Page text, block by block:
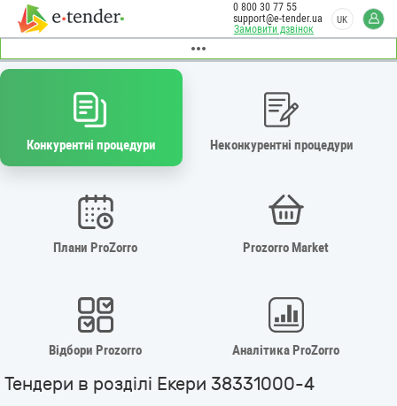
Замовити дзвінок
0 800 30 77 55
support@e-tender.ua
UK
Конкурентні процедури Неконкурентні процедури
Плани ProZorro Prozorro Market
Відбори Prozorro Аналітика ProZorro
Тендери в розділі Екери 38331000-4